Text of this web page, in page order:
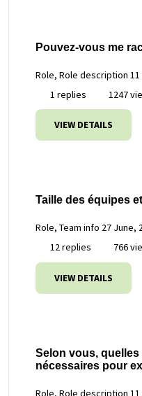
Pouvez-vous me
Role, Role description 11
1 replies
1247
VIEW DETAILS
Taille des équipes
Role, Team info 27 June,
12 replies
766
VIEW DETAILS
Selon vous,
nécessaires pour
Role, Role description